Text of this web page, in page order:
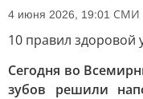
4 июня 2026, 19:01 СМИ
10 правил здоровой
Сегодня во
зубов решили